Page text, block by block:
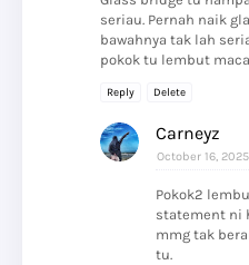
seriau. Pernah naik
bawahnya tak lah
pokok tu lembut
Reply Delete
Carneyz
October 16,
Pokok2
statement ni
mmg tak
tu.